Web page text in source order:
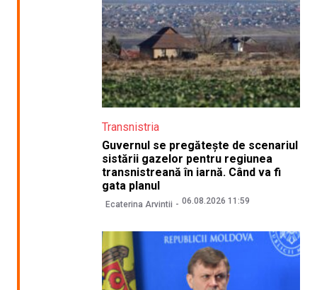
Transnistria
Guvernul se pregătește de scenariul
sistării gazelor pentru regiunea
transnistreană în iarnă. Când va fi
gata planul
Ecaterina Arvintii 06.08.2026 11:59